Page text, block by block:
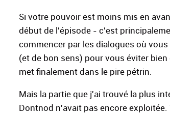
Si votre pouvoir est moins mis en
début de l'épisode - c'est
commencer par les dialogues où
(et de bon sens) pour vous éviter
met finalement dans le pire pétrin.
Mais la partie que j'ai trouvé la plus
Dontnod n'avait pas encore